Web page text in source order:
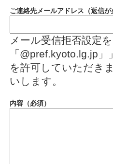
ご連絡先メールアドレス（返信が
メール受信拒否設定
「@pref.kyoto.lg.jp
を許可していただき
いします。
内容（必須）